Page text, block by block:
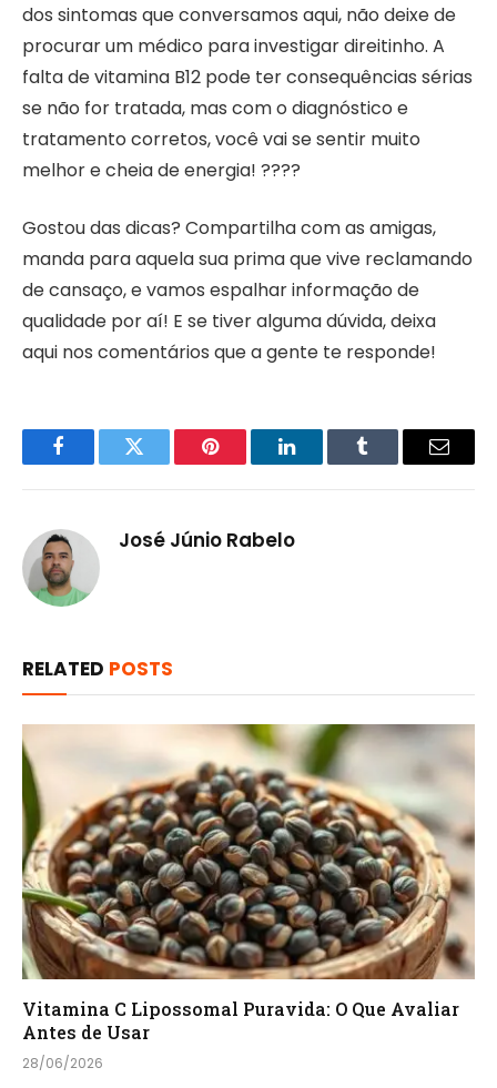
dos sintomas que conversamos aqui, não deixe de
procurar um médico para investigar direitinho. A
falta de vitamina B12 pode ter consequências sérias
se não for tratada, mas com o diagnóstico e
tratamento corretos, você vai se sentir muito
melhor e cheia de energia! ????
Gostou das dicas? Compartilha com as amigas,
manda para aquela sua prima que vive reclamando
de cansaço, e vamos espalhar informação de
qualidade por aí! E se tiver alguma dúvida, deixa
aqui nos comentários que a gente te responde!
FacebookTwitter Pinterest LinkedInTumblr Email
José Júnio Rabelo
RELATED POSTS
Vitamina C Lipossomal Puravida: O Que Avaliar
Antes de Usar
28/06/2026